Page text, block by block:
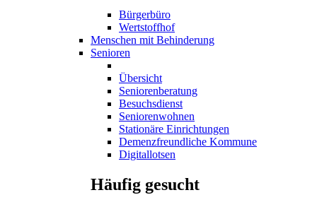
Bürgerbüro
Wertstoffhof
Menschen mit Behinderung
Senioren
Übersicht
Seniorenberatung
Besuchsdienst
Seniorenwohnen
Stationäre Einrichtungen
Demenzfreundliche Kommune
Digitallotsen
Häufig gesucht